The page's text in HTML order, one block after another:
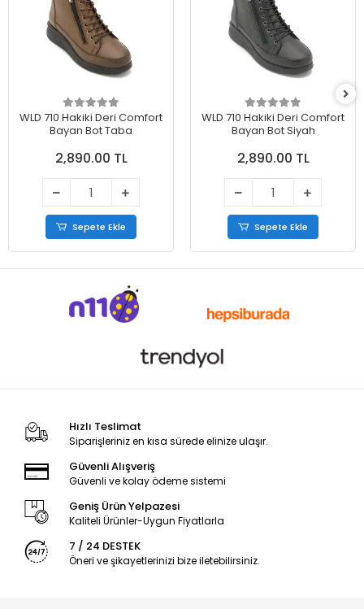
WLD 710 Hakiki Deri Comfort
Bayan Bot Taba
2,890.00 TL
Sepete Ekle
WLD 710 Hakiki Deri Comfort
Bayan Bot Siyah
2,890.00 TL
Sepete Ekle
Hızlı Teslimat
Siparişleriniz en kısa sürede elinize ulaşır.
Güvenli Alışveriş
Güvenli ve kolay ödeme sistemi
Geniş Ürün Yelpazesi
Kaliteli Ürünler-Uygun Fiyatlarla
7 / 24 DESTEK
Öneri ve şikayetlerinizi bize iletebilirsiniz.